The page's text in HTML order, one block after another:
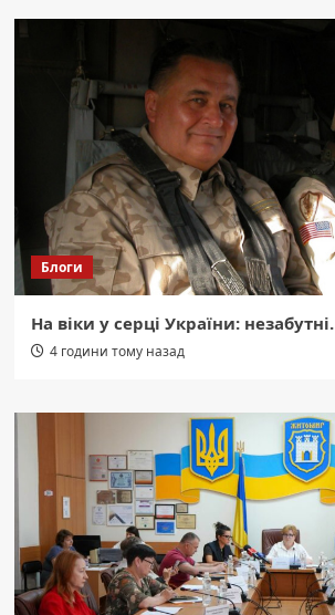
Блоги
На віки у серці України: незабутні.
4 години тому назад